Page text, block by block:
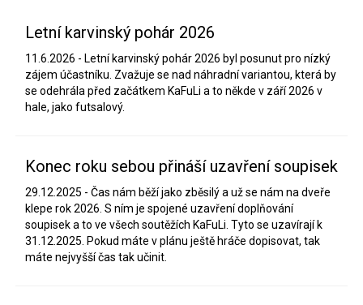
Letní karvinský pohár 2026
11.6.2026 - Letní karvinský pohár 2026 byl posunut pro nízký
zájem účastníku. Zvažuje se nad náhradní variantou, která by
se odehrála před začátkem KaFuLi a to někde v září 2026 v
hale, jako futsalový.
Konec roku sebou přináší uzavření soupisek
29.12.2025 - ​Čas nám běží jako zběsilý a už se nám na dveře
klepe rok 2026. S ním je spojené uzavření doplňování
soupisek a to ve všech soutěžích KaFuLi. Tyto se uzavírají k
31.12.2025. Pokud máte v plánu ještě hráče dopisovat, tak
máte nejvyšší čas tak učinit.